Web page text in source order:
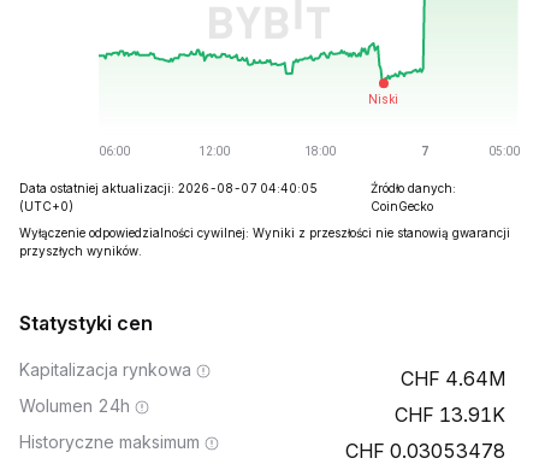
Data ostatniej aktualizacji: 2026-08-07 04:40:05
(UTC+0)
Źródło danych:
CoinGecko
Wyłączenie odpowiedzialności cywilnej: Wyniki z przeszłości nie stanowią gwarancji
przyszłych wyników.
Statystyki cen
Kapitalizacja rynkowa 4.64M
Wolumen 24h 13.91K
Historyczne maksimum 0.03053478